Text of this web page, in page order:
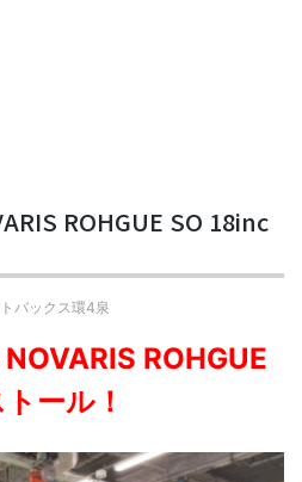
ROHGUE SO 18inc
バックス環4泉
ROHGUE
ール！